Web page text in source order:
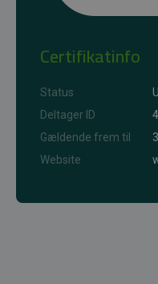
Certifikatinfo
Status
Deltager ID
Gældende frem til
Website